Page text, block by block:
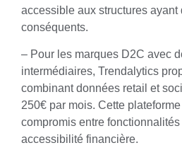
accessible aux structures ayant
conséquents.
– Pour les marques D2C avec
intermédiaires, Trendalytics
combinant données retail et
250€ par mois. Cette
compromis entre
accessibilité financière.